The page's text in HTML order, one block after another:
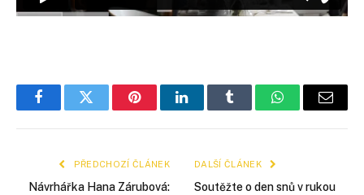
FacebookTwitter PinterestLinkedInTumblr WhatsApp
E-
PŘEDCHOZÍ ČLÁNEK
Návrhářka Hana Zárubová:
DALŠÍ ČLÁNEK
Soutěžte o den snů v rukou